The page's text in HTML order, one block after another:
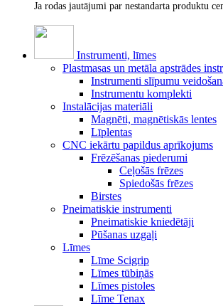
Ja rodas jautājumi par nestandarta produktu
Instrumenti, līmes
Plastmasas un metāla apstrādes
Instrumenti slīpumu
Instrumentu komplekti
Instalācijas materiāli
Magnēti, magnētiskās lentes
Līplentas
CNC iekārtu papildus aprīkojums
Frēzēšanas piederumi
Ceļošās frēzes
Spiedošās frēzes
Birstes
Pneimatiskie instrumenti
Pneimatiskie kniedētāji
Pūšanas uzgaļi
Līmes
Līme Scigrip
Līmes tūbiņās
Līmes pistoles
Līme Tenax